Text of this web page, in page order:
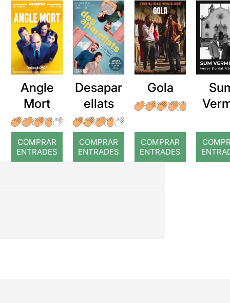
Angle
Mort
COMPRAR
ENTRADES
Desapar
ellats
COMPRAR
ENTRADES
Gola
COMPRAR
ENTRADES